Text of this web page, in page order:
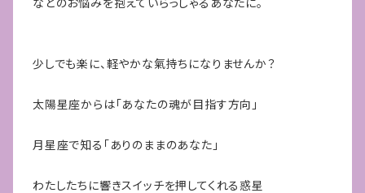
などのお悩みを抱えていらっしゃるあなたに。
少しでも楽に、軽やかな氣持ちになりませんか？
太陽星座からは「あなたの魂が目指す方向」
月星座で知る「ありのままのあなた」
わたしたちに響きスイッチを押してくれる惑星